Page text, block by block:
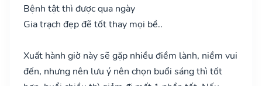
Bệnh tật thì được qua ngày
Gia trạch đẹp đẽ tốt thay mọi bề..
Xuất hành giờ này sẽ gặp nhiều điềm lành, niềm vui
đến, nhưng nên lưu ý nên chọn buổi sáng thì tốt